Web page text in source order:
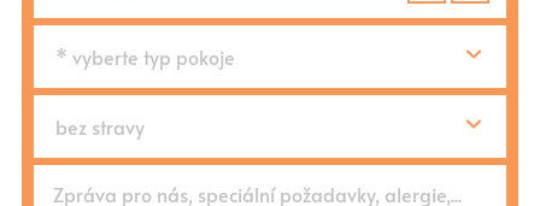
Zpráva pro nás, speciální požadavky, alergie,...